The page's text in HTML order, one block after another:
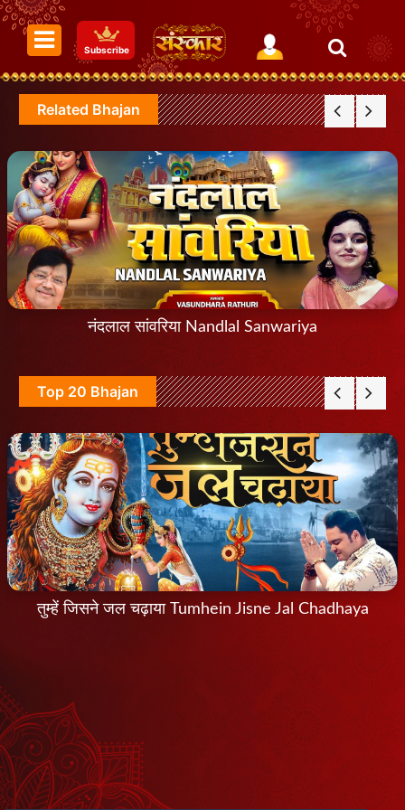
Subscribe
Related Bhajan
नंदलाल सांवरिया Nandlal Sanwariya
Top 20 Bhajan
तुम्हें जिसने जल चढ़ाया Tumhein Jisne Jal Chadhaya